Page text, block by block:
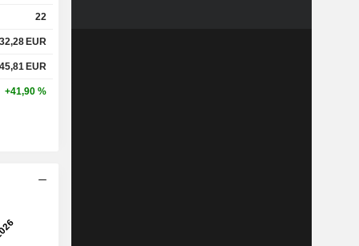
22
32,28 EUR
45,81 EUR
+41,90 %